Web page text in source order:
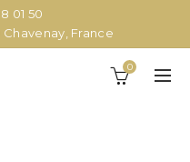
01 50
France
0